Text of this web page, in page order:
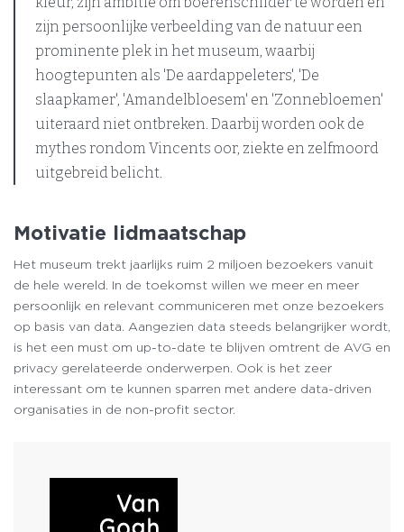
zijn persoonlijke verbeelding van de natuur een
prominente plek in het museum, waarbij
hoogtepunten als 'De aardappeleters', 'De
slaapkamer', 'Amandelbloesem' en 'Zonnebloemen'
uiteraard niet ontbreken. Daarbij worden ook de
mythes rondom Vincents oor, ziekte en zelfmoord
uitgebreid belicht.
Motivatie lidmaatschap
Het museum trekt jaarlijks ruim 2 miljoen bezoekers vanuit
de hele wereld. In de toekomst willen we meer en meer
persoonlijk en relevant communiceren met onze bezoekers
op basis van data. Aangezien data steeds belangrijker wordt,
is het een must om up-to-date te blijven omtrent de AVG en
privacy gerelateerde onderwerpen. Ook is het zeer
interessant om te kunnen sparren met andere data-driven
organisaties in de non-profit sector.